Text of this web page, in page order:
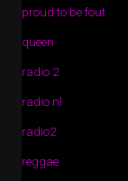
proud to be fout
queen
radio 2
radio nl
radio2
reggae